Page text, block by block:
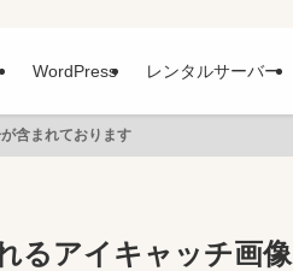
WordPress レンタルサーバー
含まれております
るアイキャッチ画像